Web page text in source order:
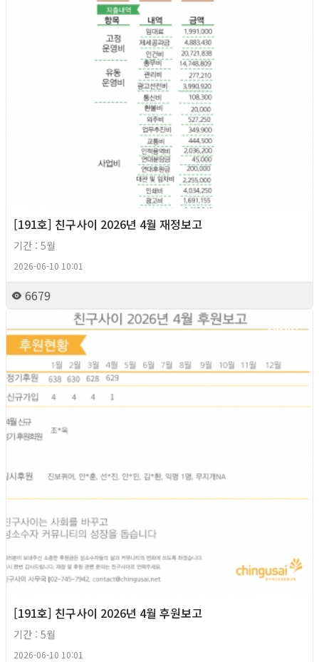
[191호] 친구사이 2026년 4월 재정보고
기간 : 5월
2026-06-10 10:01
6679
2026년
[191호] 친구사이 2026년 4월 후원보고
기간 : 5월
2026-06-10 10:01